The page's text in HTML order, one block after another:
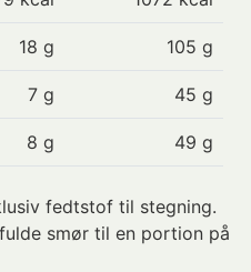
18 g 105 g
7 g 45 g
8 g 49 g
fedtstof til stegning.
smør til en portion på